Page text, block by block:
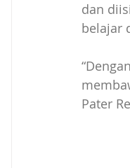
dan
belajar
Pater